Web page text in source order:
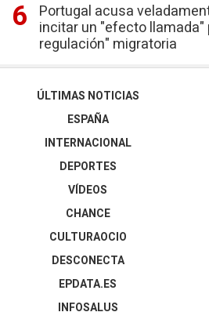
Portugal acusa
incitar un "efecto llamada"
regulación" migratoria
ÚLTIMAS NOTICIAS
ESPAÑA
INTERNACIONAL
DEPORTES
VÍDEOS
CHANCE
CULTURAOCIO
DESCONECTA
EPDATA.ES
INFOSALUS